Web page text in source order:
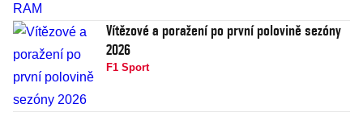
Vítězové a poražení po první polovině sezóny
2026
F1 Sport